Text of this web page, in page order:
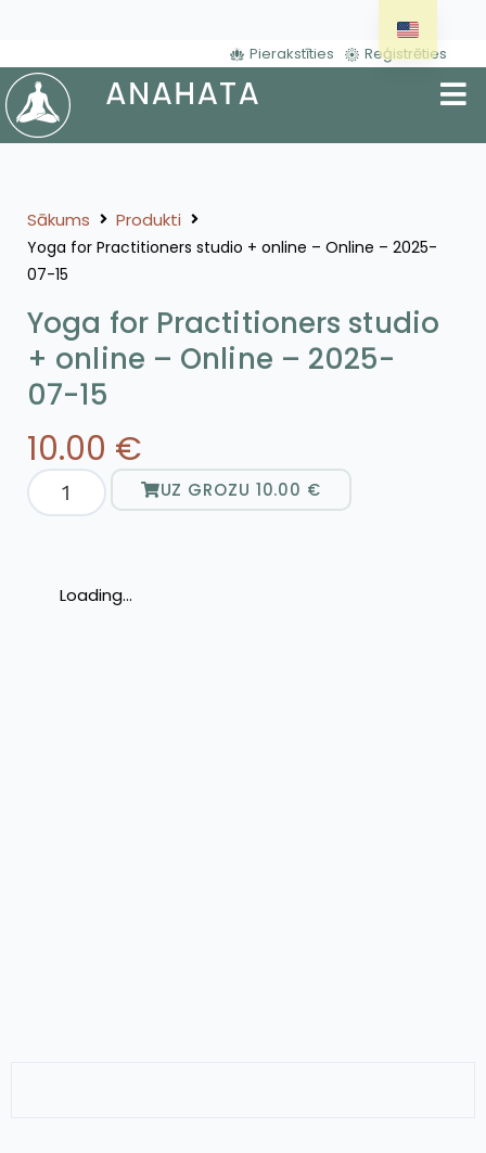
Pierakstīties Reģistrēties
Sākums Produkti
Yoga for Practitioners studio + online – Online – 2025-
07-15
Yoga for Practitioners studio
+ online – Online – 2025-
07-15
10.00 €
UZ GROZU 10.00 €
Loading...